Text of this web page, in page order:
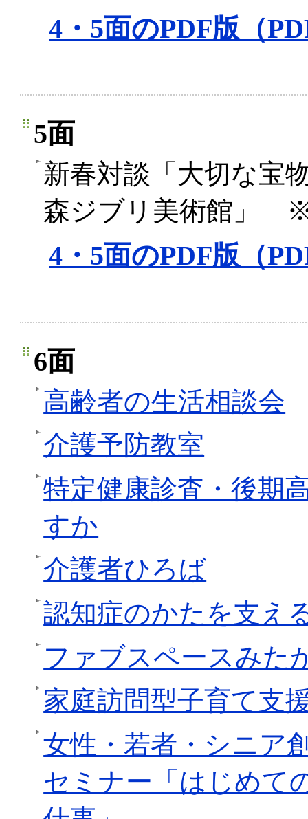
4・5面のPDF版（
5面
新春対談「大切な宝
森ジブリ美術館」
4・5面のPDF版（
6面
高齢者の生活相談会
介護予防教室
特定健康診査・後期
すか
介護者ひろば
認知症のかたを支え
ファブスペースみた
家庭訪問型子育て支
女性・若者・シニア
セミナー「はじめて